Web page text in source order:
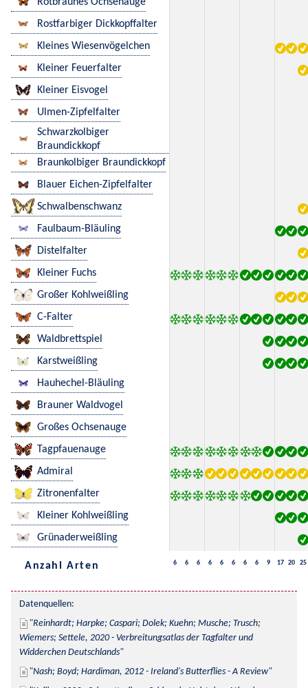
Rostfarbiger Dickkopffalter
Kleines Wiesenvögelchen
Kleiner Feuerfalter
Kleiner Eisvogel
Ulmen-Zipfelfalter
Schwarzkolbiger
Braundickkopf
Braunkolbiger Braundickkopf
Blauer Eichen-Zipfelfalter
Schwalbenschwanz
Faulbaum-Bläuling
Distelfalter
Kleiner Fuchs
Großer Kohlweißling
C-Falter
Waldbrettspiel
Karstweißling
Hauhechel-Bläuling
Brauner Waldvogel
Großes Ochsenauge
Tagpfauenauge
Admiral
Zitronenfalter
Kleiner Kohlweißling
Grünaderweißling
Anzahl Arten 6 6 6 6 6 6 6 6 9 17 20 25
Datenquellen:
Reinhardt; Harpke; Caspari; Dolek; Kuehn; Musche; Trusch;
Wiemers; Settele, 2020 - Verbreitungsatlas der Tagfalter und
Widderchen Deutschlands
Nash; Boyd; Hardiman, 2012 - Ireland's Butterflies - A Review